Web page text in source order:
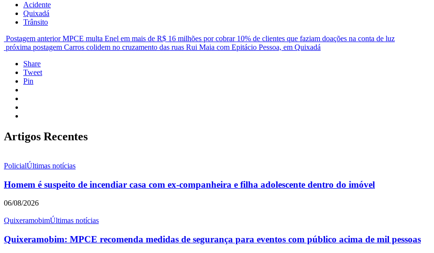
Acidente
Quixadá
Trânsito
Postagem anterior MPCE multa Enel em mais de R$ 16 milhões por cobrar 10% de clientes que faziam doações na conta de luz
próxima postagem Carros colidem no cruzamento das ruas Rui Maia com Epitácio Pessoa, em Quixadá
Share
Tweet
Pin
Artigos Recentes
PolicialÚltimas notícias
Homem é suspeito de incendiar casa com ex-companheira e filha adolescente dentro do imóvel
06/08/2026
QuixeramobimÚltimas notícias
Quixeramobim: MPCE recomenda medidas de segurança para eventos com público acima de mil pessoas